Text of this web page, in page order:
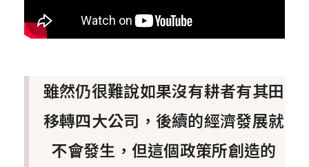
雖然仍很難說如果沒有耕者有其田
移轉四大公司，後續的經濟發展就
不會發生，但這個政策所創造的